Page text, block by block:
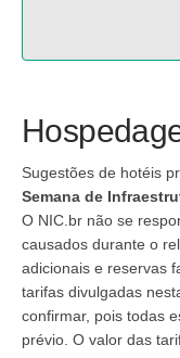
Sugestões de hotéis
Semana de
O NIC.br não se
causados durante o
adicionais e reservas
tarifas divulgadas
confirmar, pois todas
prévio. O valor das